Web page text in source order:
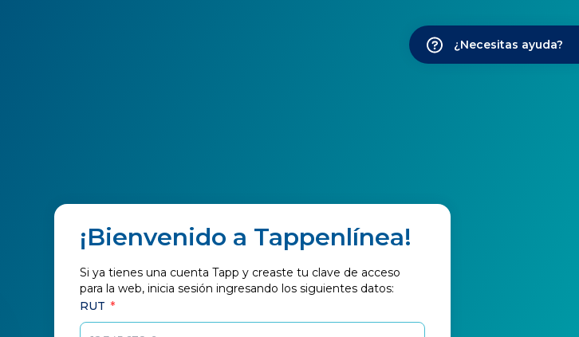
¡Bienvenido a Tappenlínea!
Si ya tienes una cuenta Tapp y creaste tu clave de acceso
para la web, inicia sesión ingresando los siguientes datos:
RUT *
¿Necesitas ayuda?